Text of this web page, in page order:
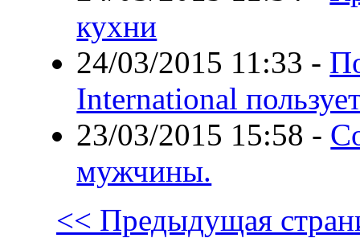
кухни
24/03/2015 11:33 -
International
23/03/2015 15:58 -
мужчины.
<< Предыдущая